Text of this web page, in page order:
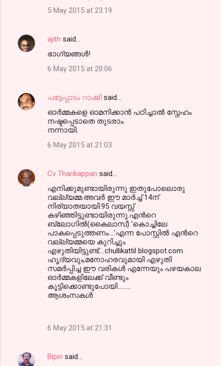
5 May 2015 at 23:19
ajith said…
ഭാഗ്യങ്ങള്‍!
6 May 2015 at 20:06
പട്ടേപ്പാടം റാംജി said…
ഓര്‍മ്മകളെ ഓമനിക്കാന്‍ പഠിച്ചാല്‍ സ്നേഹം
നഷ്ടപ്പെടാതെ തുടരാം.
നന്നായി.
6 May 2015 at 21:03
Cv Thankappan said…
എനിക്കുമുണ്ടായിരുന്നു ഇതുപോലൊരു
വല്ല്യമ്മ.അവര്‍ ഈ മാര്‍ച്ച് 14ന്
നിര്യാതയായി.95 വയസ്സ്
കഴിഞ്ഞിട്ടുണ്ടായിരുന്നു.എന്‍റെ
ബ്ലോഗില്‍(കൈലാസ്) 'കൊച്ചിലേ
പാകപ്പെടുത്തണം....'എന്ന പോസ്റ്റില്‍ എന്‍റെ
വല്ല്യമ്മയെ കുറിച്ചും
എഴുതിയിട്ടുണ്ട്....chullikattil blogspot.com
ഹൃദ്യവും,മനോഹരവുമായി എഴുതി
സമര്‍പ്പിച്ച ഈ വരികള്‍ എന്നേയും പഴയകാല
ഓര്‍മ്മകളിലേക്ക്‌ വീണ്ടും
കൂട്ടിക്കൊണ്ടുപോയി.........
ആശംസകള്‍
6 May 2015 at 21:31
Bipin said…